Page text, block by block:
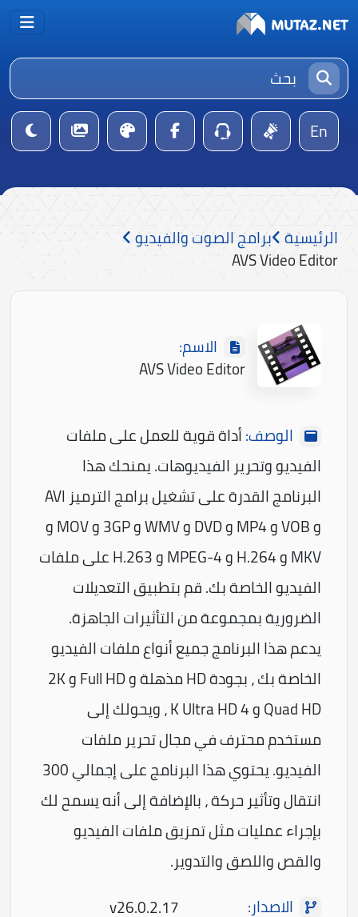
En
الرئيسية برامج الصوت والفيديو
AVS Video Editor
الاسم:
AVS Video Editor
الوصف:أداة قوية للعمل على ملفات
الفيديو وتحرير الفيديوهات. يمنحك هذا
البرنامج القدرة على تشغيل برامج الترميز AVI
و VOB و MP4 و DVD و WMV و 3GP و MOV و
MKV و H.264 و MPEG-4 و H.263 على ملفات
الفيديو الخاصة بك. قم بتطبيق التعديلات
الضرورية بمجموعة من التأثيرات الجاهزة.
يدعم هذا البرنامج جميع أنواع ملفات الفيديو
الخاصة بك ، بجودة HD مذهلة و Full HD و 2K
Quad HD و 4 K Ultra HD ، ويحولك إلى
مستخدم محترف في مجال تحرير ملفات
الفيديو. يحتوي هذا البرنامج على إجمالي 300
انتقال وتأثير حركة ، بالإضافة إلى أنه يسمح لك
بإجراء عمليات مثل تمزيق ملفات الفيديو
والقص واللصق والتدوير.
الاصدار:
v26.0.2.17